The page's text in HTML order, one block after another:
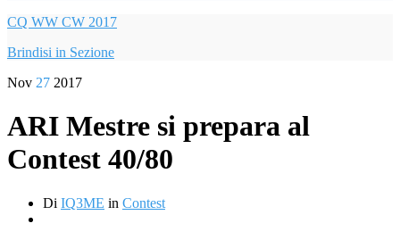
CQ WW CW 2017
Brindisi in Sezione
Nov 27 2017
ARI Mestre si prepara al
Contest 40/80
Di IQ3ME in Contest